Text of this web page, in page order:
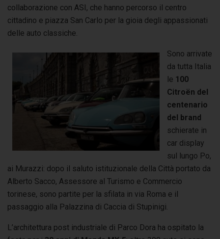
collaborazione con ASI, che hanno percorso il centro
cittadino e piazza San Carlo per la gioia degli appassionati
delle auto classiche.
Sono arrivate
da tutta Italia
le 100
Citroën del
centenario
del brand
schierate in
car display
sul lungo Po,
ai Murazzi: dopo il saluto istituzionale della Città portato da
Alberto Sacco, Assessore al Turismo e Commercio
torinese, sono partite per la sfilata in via Roma e il
passaggio alla Palazzina di Caccia di Stupinigi.
L’architettura post industriale di Parco Dora ha ospitato la